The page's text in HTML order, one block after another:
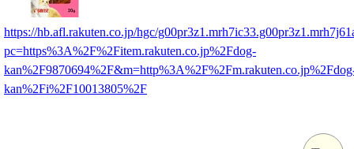
https://hb.afl.rakuten.co.jp/hgc/
pc=https%3A%2F%2Fitem.rakuten.co.jp%2Fdog-
kan%2Fi%2F10013805%2F